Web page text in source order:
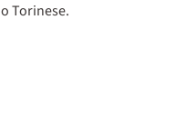
Torinese.